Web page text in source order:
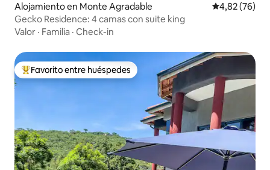
Alojamiento en Monte Agradable Calificación
4,82 (76)
Gecko Residence: 4 camas con suite king
Valor · Familia · Check-in
Favorito entre los huéspedes más destacados
Favorito entre huéspedes